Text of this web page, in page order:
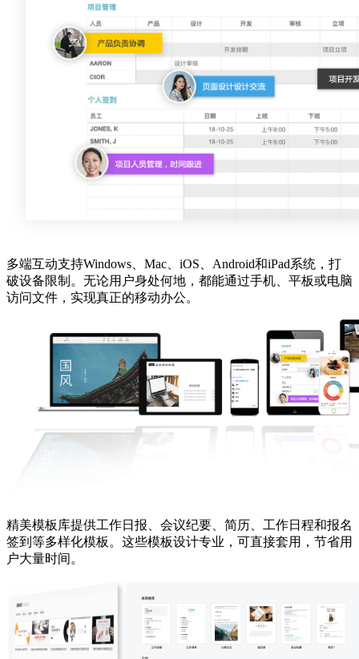
多端互动支持Windows、Mac、iOS、Android和iPad系统，打
破设备限制。无论用户身处何地，都能通过手机、平板或电脑
访问文件，实现真正的移动办公。
精美模板库提供工作日报、会议纪要、简历、工作日程和报名
签到等多样化模板。这些模板设计专业，可直接套用，节省用
户大量时间。